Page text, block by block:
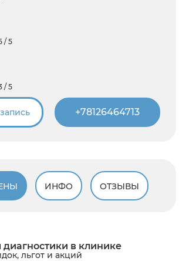
/ 5
/ 5
+78126464713
ИНФО ОТЗЫВЫ
в клинике
льгот и акций